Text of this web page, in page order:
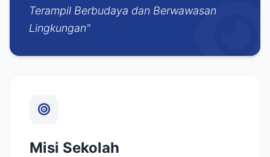
Terampil Berbudaya dan Berwawasan
Lingkungan"
Misi Sekolah